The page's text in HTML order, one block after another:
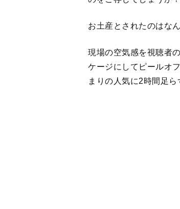
現場の空気感を視聴者
ケージにしてピールオ
そこで今回は同企画を
届けしたいと試行錯誤